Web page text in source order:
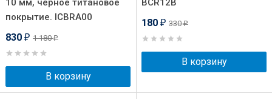
10 мм, чёрное титановое
покрытие. ICBRA00
830 ₽ 1 180₽
В корзину
BCR12B
180 ₽ 330₽
В корзину